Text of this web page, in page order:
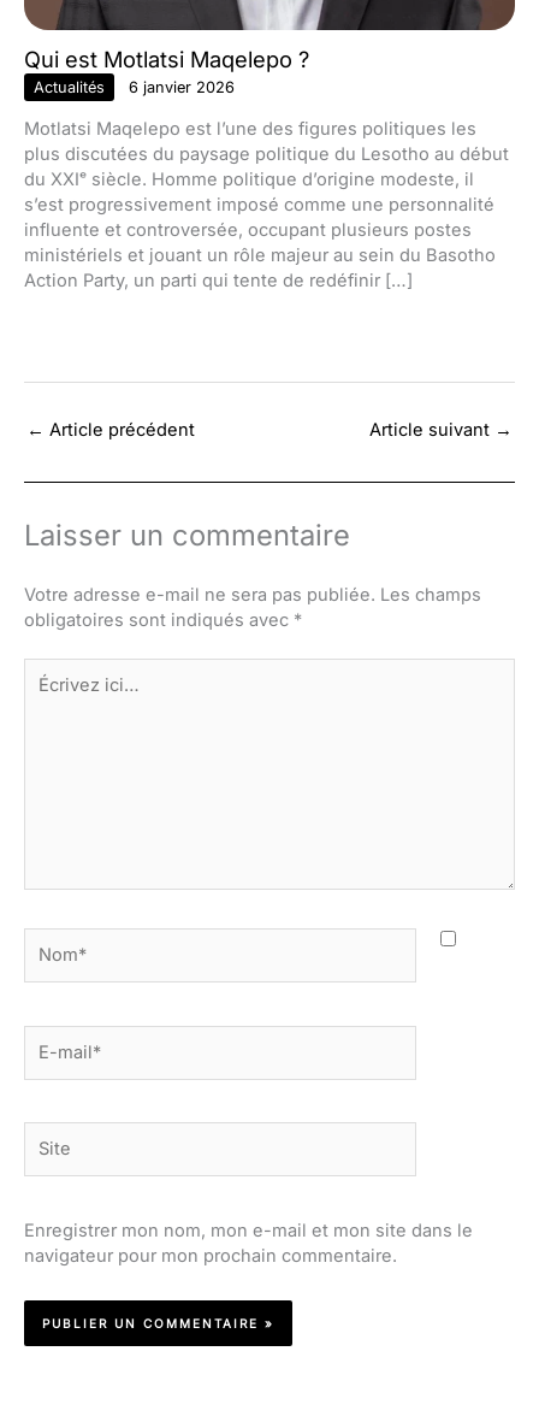
Qui est Motlatsi Maqelepo ?
Actualités 6 janvier 2026
Motlatsi Maqelepo est l’une des figures politiques les
plus discutées du paysage politique du Lesotho au début
du XXIᵉ siècle. Homme politique d’origine modeste, il
s’est progressivement imposé comme une personnalité
influente et controversée, occupant plusieurs postes
ministériels et jouant un rôle majeur au sein du Basotho
Action Party, un parti qui tente de redéfinir […]
← Article précédent Article suivant →
Laisser un commentaire
Votre adresse e-mail ne sera pas publiée. Les champs
obligatoires sont indiqués avec *
Écrivez
ici…
mail*
Enregistrer mon nom, mon e-mail et mon site dans le
navigateur pour mon prochain commentaire.